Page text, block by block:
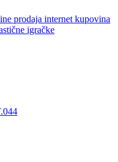
igračke